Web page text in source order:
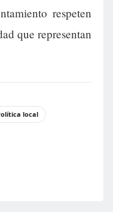
respeten
que representan
local